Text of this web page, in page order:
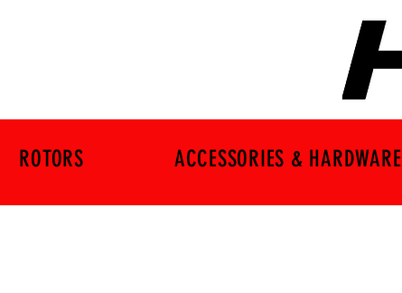
ROTORS ACCESSORIES & HARDWARE